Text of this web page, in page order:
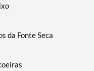
da Fonte Seca